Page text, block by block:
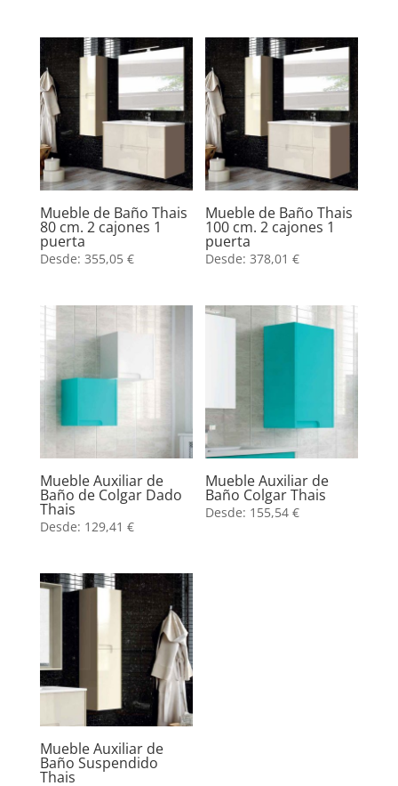
Mueble de Baño Thais
80 cm. 2 cajones 1
puerta
Desde: 355,05 €
Mueble de Baño Thais
100 cm. 2 cajones 1
puerta
Desde:378,01€
Mueble Auxiliar de
Baño de Colgar Dado
Thais
Desde: 129,41 €
Mueble Auxiliar de
Baño Colgar Thais
Desde: 155,54€
Mueble Auxiliar de
Baño Suspendido
Thais